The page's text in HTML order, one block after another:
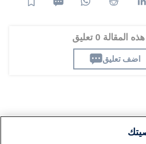
المقالة 0 تعليق
اضف تعليق
حتى الآن. كن الأول!